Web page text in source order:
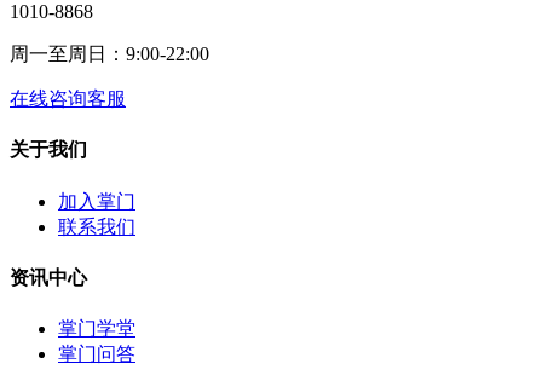
1010-8868
周一至周日：9:00-22:00
在线咨询客服
关于我们
加入掌门
联系我们
资讯中心
掌门学堂
掌门问答